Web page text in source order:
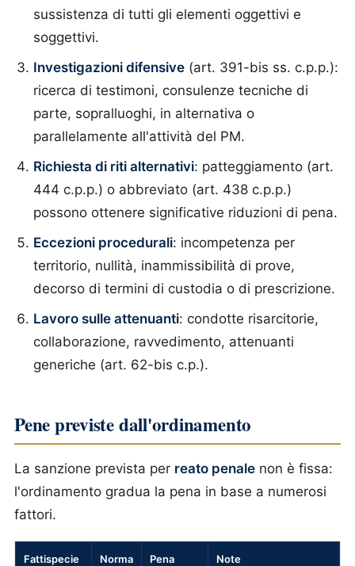
sussistenza di tutti gli elementi oggettivi e
soggettivi.
Investigazioni difensive (art. 391-bis ss. c.p.p.):
ricerca di testimoni, consulenze tecniche di
parte, sopralluoghi, in alternativa o
parallelamente all'attività del PM.
Richiesta di riti alternativi: patteggiamento (art.
444 c.p.p.) o abbreviato (art. 438 c.p.p.)
possono ottenere significative riduzioni di pena.
Eccezioni procedurali: incompetenza per
territorio, nullità, inammissibilità di prove,
decorso di termini di custodia o di prescrizione.
Lavoro sulle attenuanti: condotte risarcitorie,
collaborazione, ravvedimento, attenuanti
generiche (art. 62-bis c.p.).
Pene previste dall'ordinamento
La sanzione prevista per reato penale non è fissa:
l'ordinamento gradua la pena in base a numerosi
fattori.
Fattispecie Norma
Pena
Note